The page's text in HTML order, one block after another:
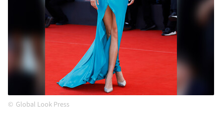
Global Look Press